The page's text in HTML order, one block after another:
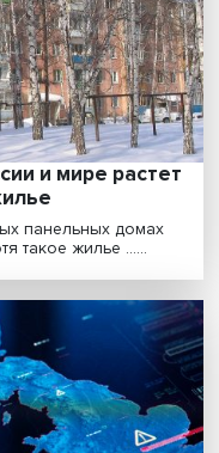
в деятельности
роль студенч......
ВШЭ
современный